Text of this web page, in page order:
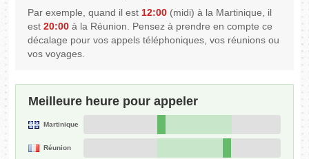
Par exemple, quand il est12:00 (midi) à la Martinique, il
est20:00 à la Réunion. Pensez à prendre en compte ce
décalage pour vos appels téléphoniques, vos réunions ou
vos voyages.
Meilleure heure pour appeler
Martinique
Réunion